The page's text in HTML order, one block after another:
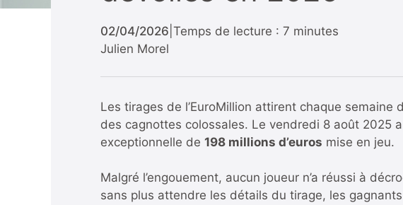
02/04/2026 Temps de lecture : 7 minutes
Julien Morel
Les tirages de l’EuroMillion attirent chaque
des cagnottes colossales. Le vendredi 8 août 2025
exceptionnelle de 198 millions d’euros mise en jeu.
Malgré l’engouement, aucun joueur n’a réussi à
sans plus attendre les détails du tirage, les